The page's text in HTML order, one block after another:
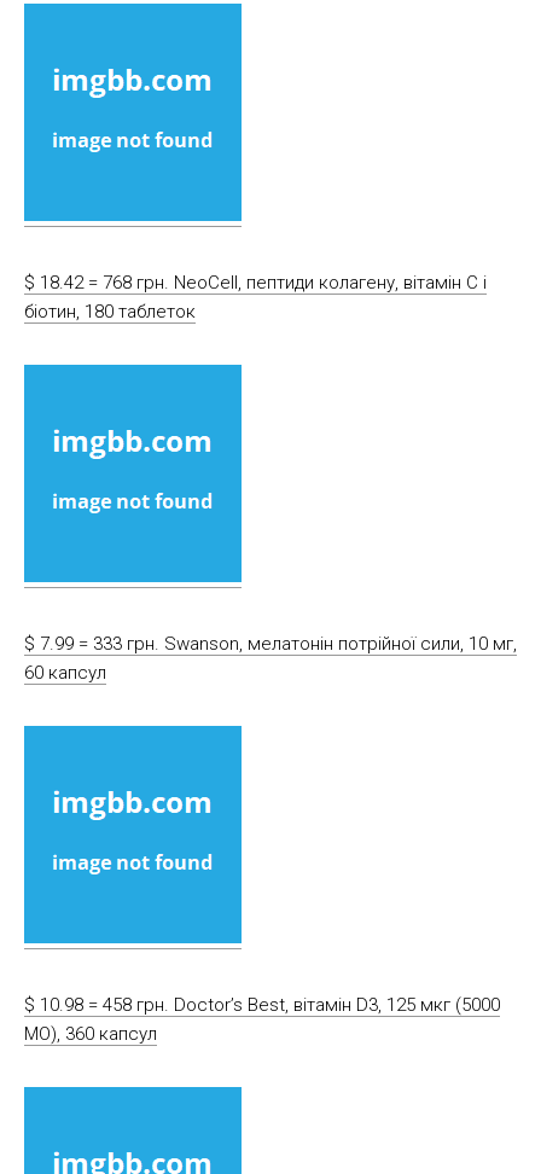
$ 18.42 = 768 грн. NeoCell, пептиди колагену, вітамін C і
біотин, 180 таблеток
$ 7.99 = 333 грн. Swanson, мелатонін потрійної сили, 10 мг,
60 капсул
$ 10.98 = 458 грн. Doctor’s Best, вітамін D3, 125 мкг (5000
МО), 360 капсул